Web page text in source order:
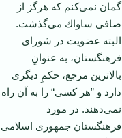
گمان نمی‌كنم كه هرگز از
صافی ساواك می‌گذشت.
البته عضویت در شورای
فرهنگستان، به عنوانِ
بالاترین مرجع، حكمِ دیگری
دارد و ”هر كسی“ را به آن راه
نمی‌دهند. در مورد
فرهنگستان جمهوری اسلامی